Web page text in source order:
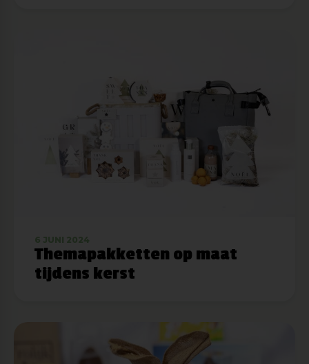
6 JUNI 2024
Themapakketten op maat
tijdens kerst